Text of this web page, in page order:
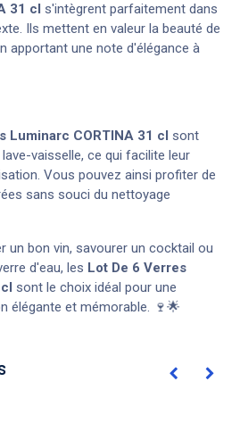
31 cl s'intègrent parfaitement dans
Ils mettent en valeur la beauté de
apportant une note d'élégance à
Luminarc CORTINA 31 cl sont
vaisselle, ce qui facilite leur
Vous pouvez ainsi profiter de
sans souci du nettoyage
un bon vin, savourer un cocktail ou
d'eau, les Lot De 6 Verres
sont le choix idéal pour une
élégante et mémorable. 🍷🌟